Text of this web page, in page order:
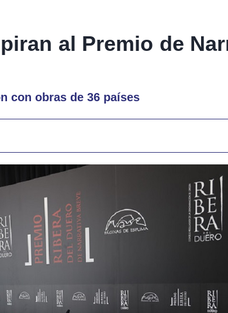
al Premio de
con obras de 36 países